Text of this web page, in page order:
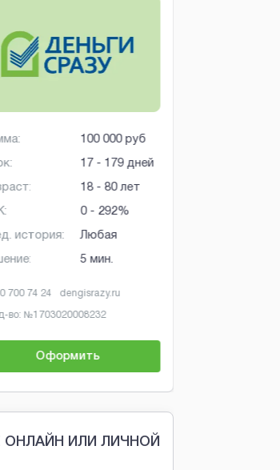
история:
100 000 руб
17 - 179 дней
18 - 80 лет
0 - 292%
Любая
5 мин.
700 74 24 dengisrazy.ru
во: №1703020008232
Оформить
ИЛИ ЛИЧНОЙ